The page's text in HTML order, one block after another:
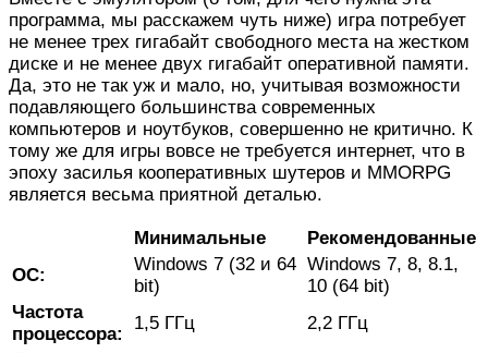
программа, мы расскажем чуть ниже) игра потребует
не менее трех гигабайт свободного места на жестком
диске и не менее двух гигабайт оперативной памяти.
Да, это не так уж и мало, но, учитывая возможности
подавляющего большинства современных
компьютеров и ноутбуков, совершенно не критично. К
тому же для игры вовсе не требуется интернет, что в
эпоху засилья кооперативных шутеров и MMORPG
является весьма приятной деталью.
Минимальные
Рекомендованные
ОС:
Windows 7 (32 и 64
bit)
Windows 7, 8, 8.1,
10 (64 bit)
Частота
процессора:
1,5 ГГц
2,2 ГГц